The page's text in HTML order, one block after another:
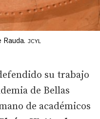
JCYL
su trabajo
de Bellas
de académicos